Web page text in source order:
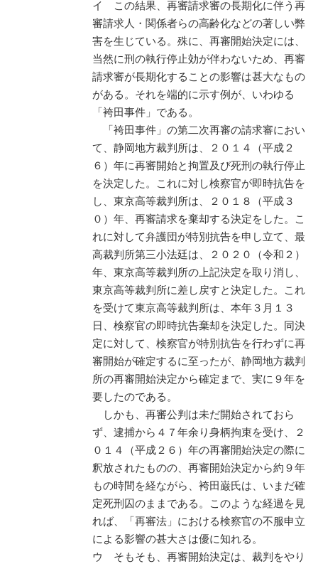
イ この結果、再審請求審の長期化に伴う再
審請求人・関係者らの高齢化などの著しい弊
害を生じている。殊に、再審開始決定には、
当然に刑の執行停止効が伴わないため、再審
請求審が長期化することの影響は甚大なもの
がある。それを端的に示す例が、いわゆる
「袴田事件」である。
「袴田事件」の第二次再審の請求審におい
て、静岡地方裁判所は、２０１４（平成２
６）年に再審開始と拘置及び死刑の執行停止
を決定した。これに対し検察官が即時抗告を
し、東京高等裁判所は、２０１８（平成３
０）年、再審請求を棄却する決定をした。こ
れに対して弁護団が特別抗告を申し立て、最
高裁判所第三小法廷は、２０２０（令和２）
年、東京高等裁判所の上記決定を取り消し、
東京高等裁判所に差し戻すと決定した。これ
を受けて東京高等裁判所は、本年３月１３
日、検察官の即時抗告棄却を決定した。同決
定に対して、検察官が特別抗告を行わずに再
審開始が確定するに至ったが、静岡地方裁判
所の再審開始決定から確定まで、実に９年を
要したのである。
しかも、再審公判は未だ開始されておら
ず、逮捕から４７年余り身柄拘束を受け、２
０１４（平成２６）年の再審開始決定の際に
釈放されたものの、再審開始決定から約９年
もの時間を経ながら、袴田巌氏は、いまだ確
定死刑囚のままである。このような経過を見
れば、「再審法」における検察官の不服申立
による影響の甚大さは優に知れる。
ウ そもそも、再審開始決定は、裁判をやり